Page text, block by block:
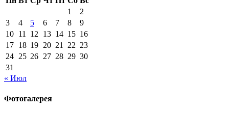
1
2
3
4 5 6 7 8
9
10 11 12 13 14 15 16
17 18 19 20 21 22 23
24 25 26 27 28 29 30
31
« Июл
Фотогалерея